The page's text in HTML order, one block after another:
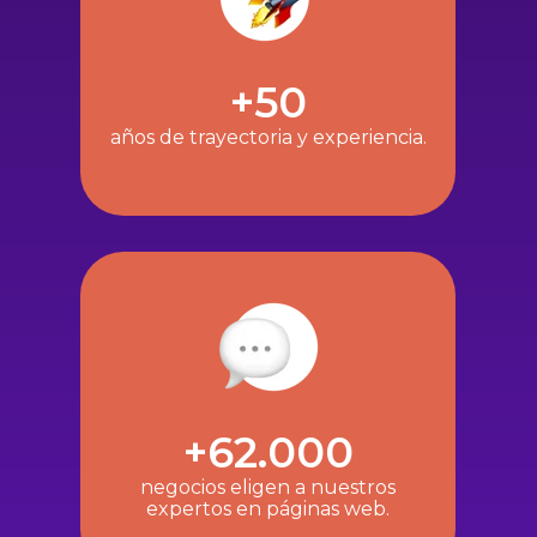
+50
años de trayectoria y experiencia.
+62.000
negocios eligen a nuestros
expertos en páginas web.